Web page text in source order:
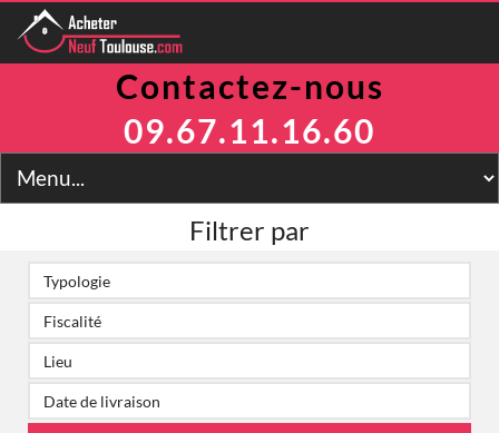
BRS
LMNP
Toulouse
Financement
Simulateur
Prix m2
Contact
Contactez-nous
09.67.11.16.60
Filtrer par